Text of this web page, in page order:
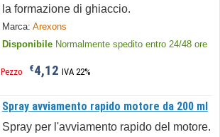
la formazione di ghiaccio.
Marca: Arexons
Disponibile Normalmente spedito entro 24/48 ore
Pezzo €4,12 IVA 22%
Spray avviamento rapido motore da 200 ml
Spray per l'avviamento rapido del motore.